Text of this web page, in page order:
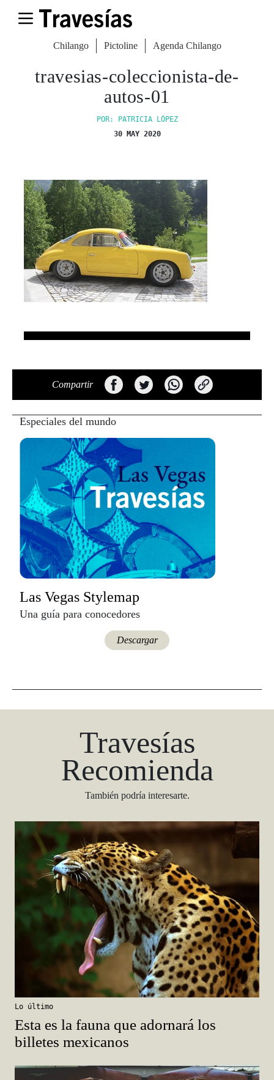
Chilango Pictoline Agenda Chilango
travesias-coleccionista-de-
autos-01
POR: PATRICIA LÓPEZ
30 MAY 2020
Compartir
Especiales del mundo
Las Vegas Stylemap
Una guía para conocedores
Descargar
Travesías
Recomienda
También podría interesarte.
Lo último
Esta es la fauna que adornará los
billetes mexicanos